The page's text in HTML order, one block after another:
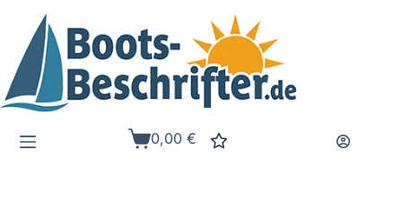
Inhalt
springen
Warenkorb
0,00€